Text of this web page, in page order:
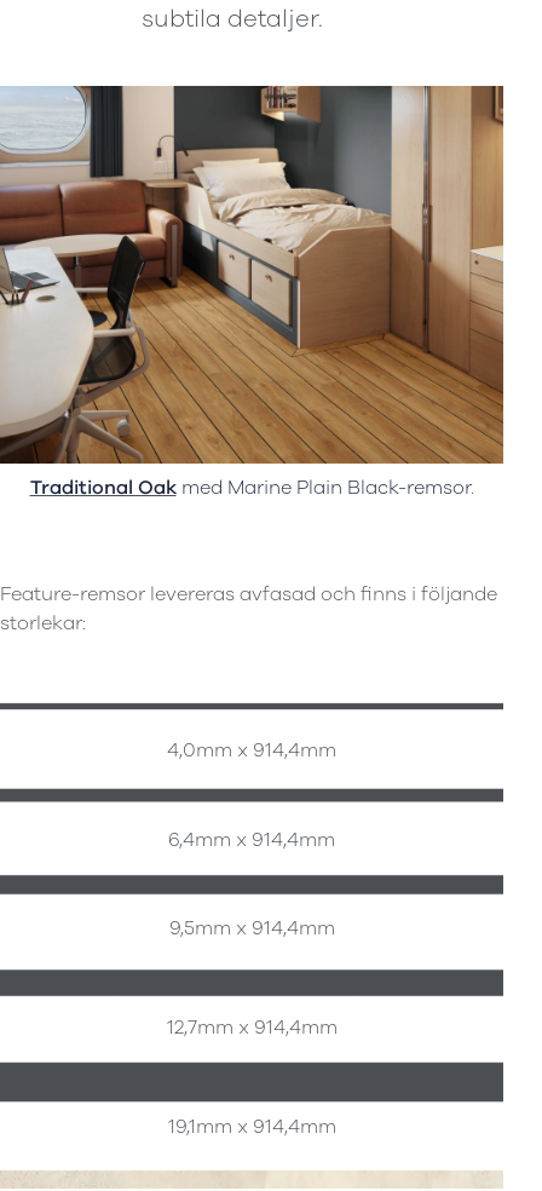
subtila detaljer.
Traditional Oakmed Marine Plain Black-remsor.
Feature-remsor levereras avfasad och finns i följande
storlekar:
4,0mm x 914,4mm
6,4mm x 914,4mm
9,5mm x 914,4mm
12,7mm x 914,4mm
19,1mm x 914,4mm